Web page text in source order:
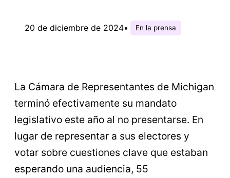
20 de diciembre de 2024• En la prensa
La Cámara de Representantes de Michigan
terminó efectivamente su mandato
legislativo este año al no presentarse. En
lugar de representar a sus electores y
votar sobre cuestiones clave que estaban
esperando una audiencia, 55